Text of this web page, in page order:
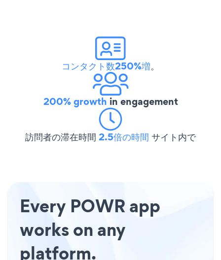
コンタクト数250%増。
200% growth in engagement
訪問者の滞在時間 2.5倍の時間 サイト内で
Every POWR app
works on any
platform.